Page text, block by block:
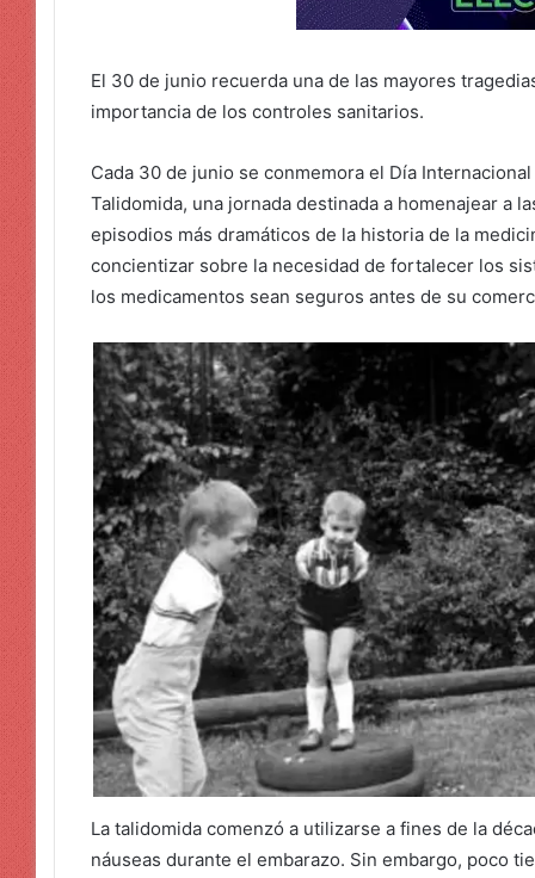
El 30 de junio recuerda una de las mayores
importancia de los controles sanitarios.
Cada 30 de junio se conmemora el Día
Talidomida, una jornada destinada a homenajear a
episodios más dramáticos de la historia de la
concientizar sobre la necesidad de fortalecer los
los medicamentos sean seguros antes de su
La talidomida comenzó a utilizarse a fines de la
náuseas durante el embarazo. Sin embargo, poco